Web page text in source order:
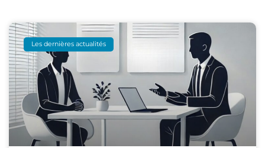
Les dernières actualités